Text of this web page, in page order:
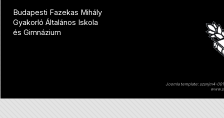
Budapesti Fazekas Mihály
Gyakorló Általános Iskola
és Gimnázium
Joomla template: szsnjm4-